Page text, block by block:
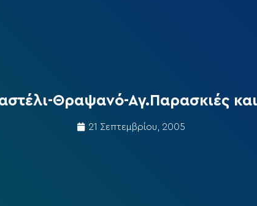
Θραψανό-Αγ.Παρασκιές
21 Σεπτεμβρίου, 2005